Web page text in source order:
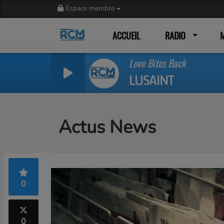
Espace membre
ACCUEIL RADIO
Love Bites Back
LUSAINT
Actus News
0
0